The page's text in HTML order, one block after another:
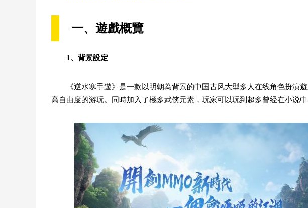
一、遊戲概覽
1、背景設定
《逆水寒手遊》是一款以明朝為背景的中国古风大型多人在线角色扮演
高自由度的游玩。同時加入了極多武侠元素，玩家可以玩到超多曾经在小说中